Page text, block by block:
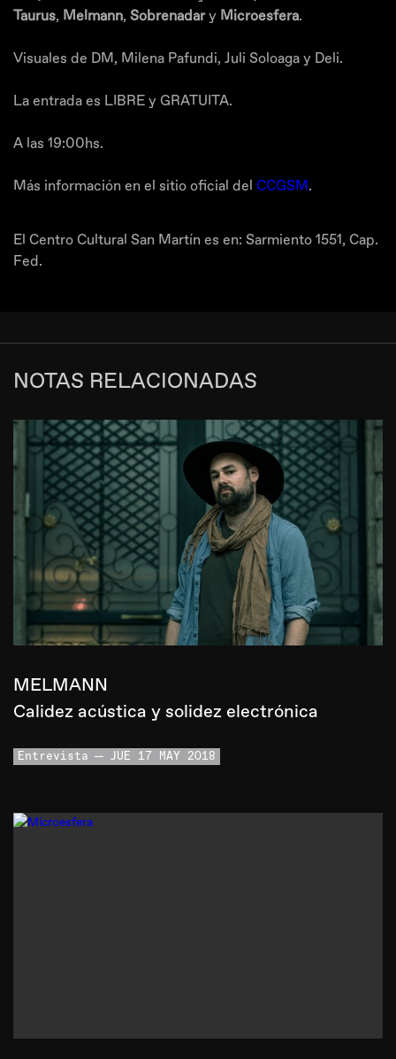
Taurus, Melmann, Sobrenadary Microesfera.
Visuales de DM, Milena Pafundi, Juli Soloaga y Deli.
La entrada es LIBRE y GRATUITA.
A las 19:00hs.
Más información en el sitio oficial del CCGSM.
El Centro Cultural San Martín es en: Sarmiento 1551, Cap.
Fed.
NOTAS RELACIONADAS
MELMANN
Calidez acústica y solidez electrónica
Entrevista JUE 17 MAY 2018